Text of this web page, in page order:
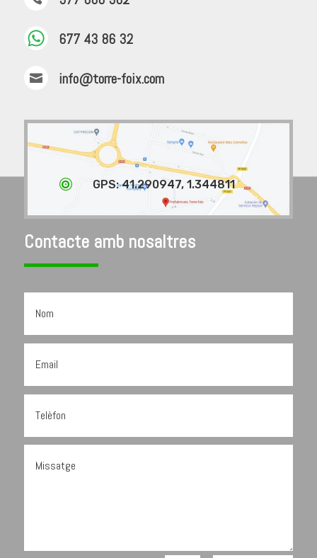
677 43 86 32
 info@torre-foix.com
 GPS: 41.290947, 1.344811
Contacte amb nosaltres